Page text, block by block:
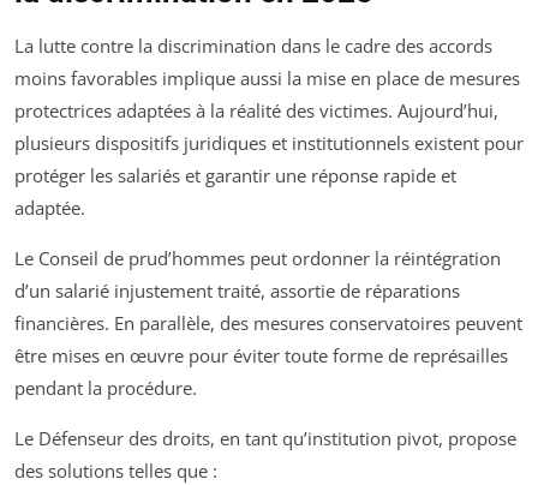
La lutte contre la discrimination dans le cadre des accords
moins favorables implique aussi la mise en place de mesures
protectrices adaptées à la réalité des victimes. Aujourd’hui,
plusieurs dispositifs juridiques et institutionnels existent pour
protéger les salariés et garantir une réponse rapide et
adaptée.
Le Conseil de prud’hommes peut ordonner la réintégration
d’un salarié injustement traité, assortie de réparations
financières. En parallèle, des mesures conservatoires peuvent
être mises en œuvre pour éviter toute forme de représailles
pendant la procédure.
Le Défenseur des droits, en tant qu’institution pivot, propose
des solutions telles que :